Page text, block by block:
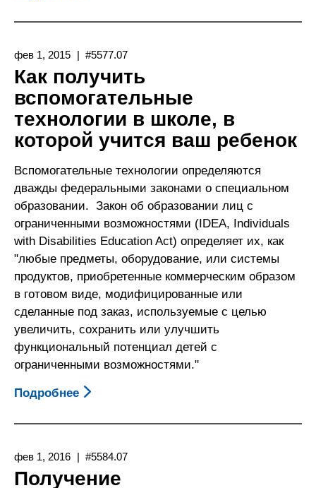
Вспомогательных
Через
Вашего
Работодателя
фев 1, 2015 #5577.07
Как получить
вспомогательные
технологии в школе, в
которой учится ваш ребенок
Вспомогательные технологии определяются
дважды федеральными законами о специальном
образовании. Закон об образовании лиц с
ограниченными возможностями (IDEA, Individuals
with Disabilities Education Act) определяет их, как
"любые предметы, оборудование, или системы
продуктов, приобретенные коммерческим образом
в готовом виде, модифицированные или
сделанные под заказ, используемые с целью
увеличить, сохранить или улучшить
функциональный потенциал детей с
ограниченными возможностями."
Подробнее О
Получить
Технологии
В
фев 1, 2016 #5584.07
Получение